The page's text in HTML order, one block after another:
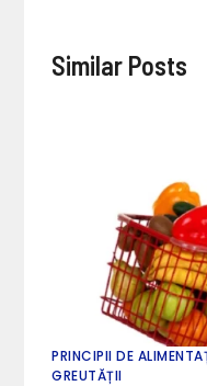
Similar Posts
PRINCIPII DE
GREUTĂȚII